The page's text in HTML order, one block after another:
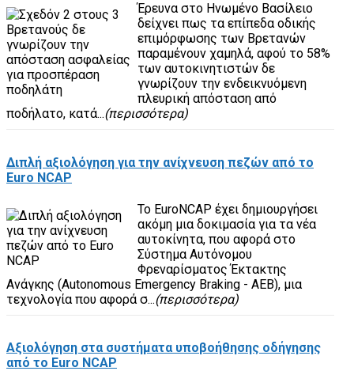
Έρευνα στο Ηνωμένο Βασίλειο
δείχνει πως τα επίπεδα οδικής
επιμόρφωσης των Βρετανών
παραμένουν χαμηλά, αφού το 58%
των αυτοκινητιστών δε
γνωρίζουν την ενδεικνυόμενη
πλευρική απόσταση από
ποδήλατο, κατά...(περισσότερα)
Διπλή αξιολόγηση για την ανίχνευση πεζών από το
Euro NCAP
Το EuroNCAP έχει δημιουργήσει
ακόμη μια δοκιμασία για τα νέα
αυτοκίνητα, που αφορά στο
Σύστημα Αυτόνομου
Φρεναρίσματος Έκτακτης
Ανάγκης (Autonomous Emergency Braking - AEB), μια
τεχνολογία που αφορά σ...(περισσότερα)
Αξιολόγηση στα συστήματα υποβοήθησης οδήγησης
από το Euro NCAP